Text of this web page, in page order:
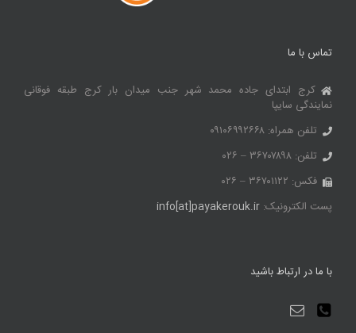
تماس با ما
کرج ابتدای جاده محمد شهر جنب میدان بار کرج طبقه فوقانی
نمایندگی سایپا
تلفن همراه: ۰۹۱۰۶۹۹۲۶۶۸
تلفن: ۳۶۷۰۷۸۹۸ – ۰۲۶
فکس: ۳۶۷۰۱۱۲۲ – ۰۲۶
پست الکترونیک: info[at]payakerouk.ir
با ما در ارتباط باشید